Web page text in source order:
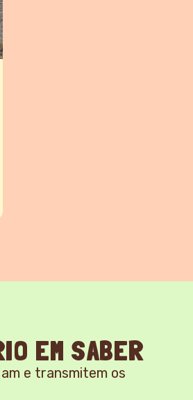
EM SABER
e transmitem os